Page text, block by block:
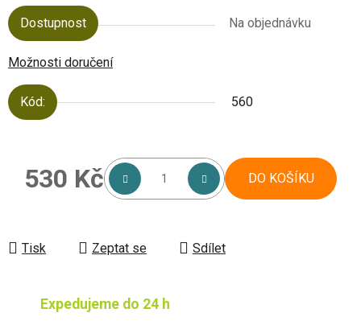
Dostupnost Na objednávku
Možnosti doručení
Kód: 560
530 Kč DO KOŠÍKU
Tisk Zeptat se Sdílet
Expedujeme do 24 h